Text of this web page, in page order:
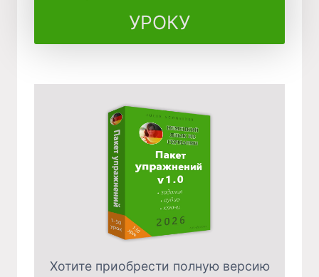
УРОКУ
Хотите приобрести полную версию